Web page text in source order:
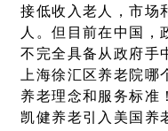
接低收入老人，市场
人。但目前在中国，
不完全具备从政府手
上海徐汇区养老院哪
养老理念和服务标准！
凯健养老引入美国养